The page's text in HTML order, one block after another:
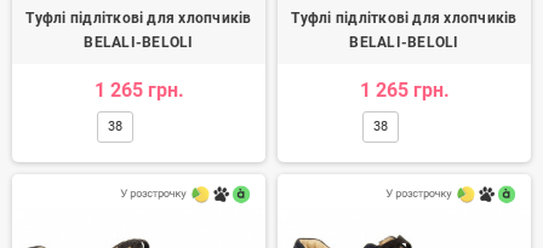
Туфлі підліткові для хлопчиків
BELALI-BELOLI
1 265 грн.
38
Туфлі підліткові для хлопчиків
BELALI-BELOLI
1 265 грн.
38